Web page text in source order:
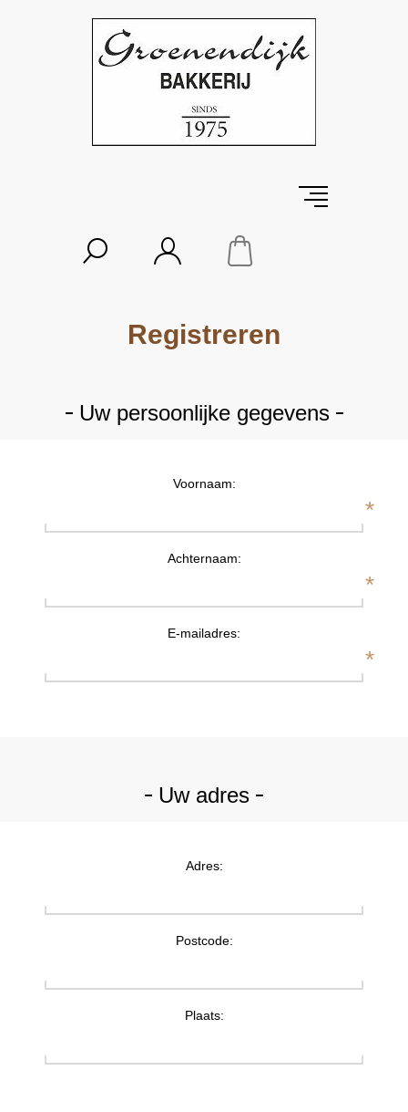
Registreren
Uw persoonlijke gegevens
Voornaam:
*
Achternaam:
*
E-mailadres:
*
Uw adres
Adres:
Postcode:
Plaats: